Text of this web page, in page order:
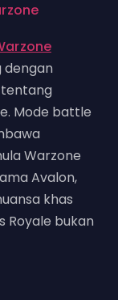
dengan
tentang
Mode battle
Warzone
Avalon,
khas
Royale bukan